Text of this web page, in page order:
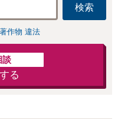
検索
著作物 違法
談
る